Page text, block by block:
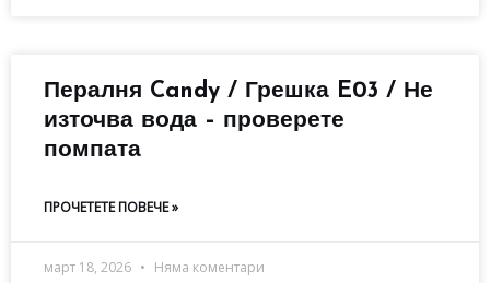
Пералня Candy / Грешка E03 / Не
източва вода – проверете
помпата
ПРОЧЕТЕТЕ ПОВЕЧЕ »
март 18, 2026 Няма коментари